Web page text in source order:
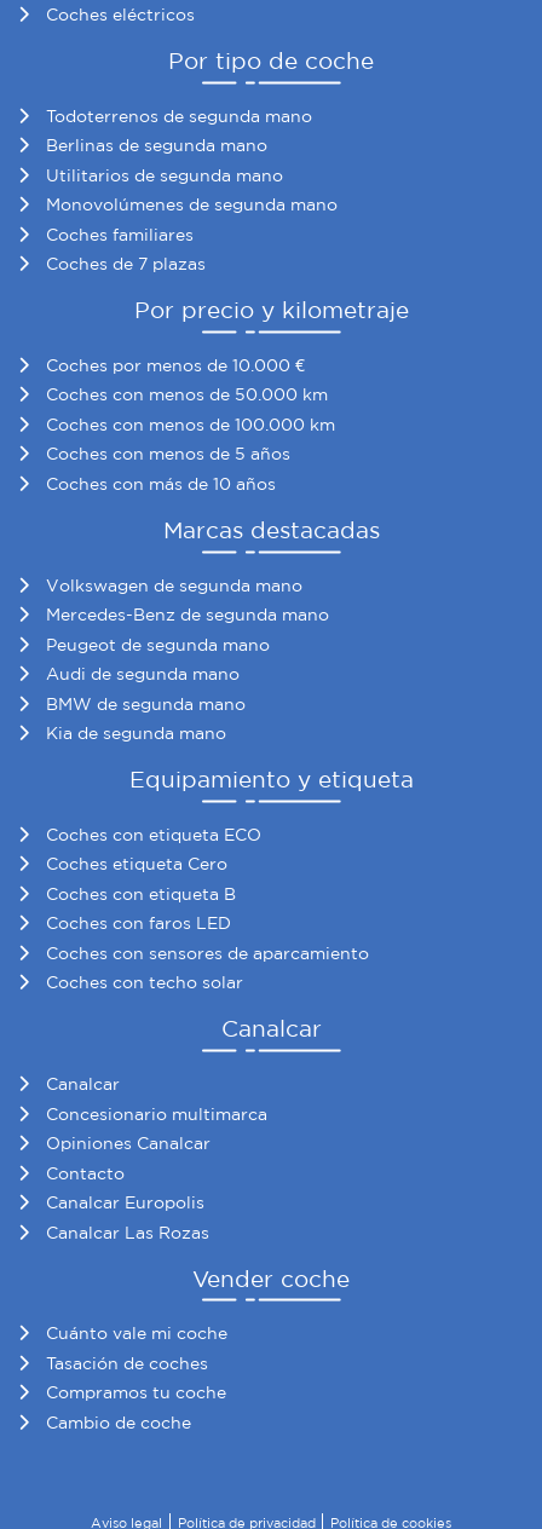
Coches eléctricos
Por tipo de coche
Todoterrenos de segunda mano
Berlinas de segunda mano
Utilitarios de segunda mano
Monovolúmenes de segunda mano
Coches familiares
Coches de 7 plazas
Por precio y kilometraje
Coches por menos de 10.000 €
Coches con menos de 50.000 km
Coches con menos de 100.000 km
Coches con menos de 5 años
Coches con más de 10 años
Marcas destacadas
Volkswagen de segunda mano
Mercedes-Benz de segunda mano
Peugeot de segunda mano
Audi de segunda mano
BMW de segunda mano
Kia de segunda mano
Equipamiento y etiqueta
Coches con etiqueta ECO
Coches etiqueta Cero
Coches con etiqueta B
Coches con faros LED
Coches con sensores de aparcamiento
Coches con techo solar
Canalcar
Canalcar
Concesionario multimarca
Opiniones Canalcar
Contacto
Canalcar Europolis
Canalcar Las Rozas
Vender coche
Cuánto vale mi coche
Tasación de coches
Compramos tu coche
Cambio de coche
Aviso legal Política de privacidad Política de cookies